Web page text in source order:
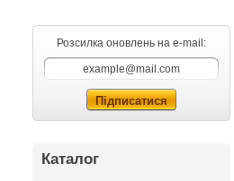
Розсилка оновлень на e-mail:
Каталог